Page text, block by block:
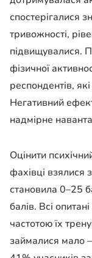
спостерігалися
тривожності,
підвищувалися.
фізичної
респондентів,
Негативний
надмірне
Оцінити
фахівці взялися
становила 0–25
балів. Всі
частотою їх
займалися мало